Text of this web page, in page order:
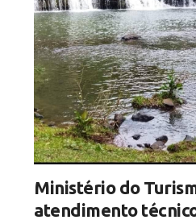
Ministério do
atendimento